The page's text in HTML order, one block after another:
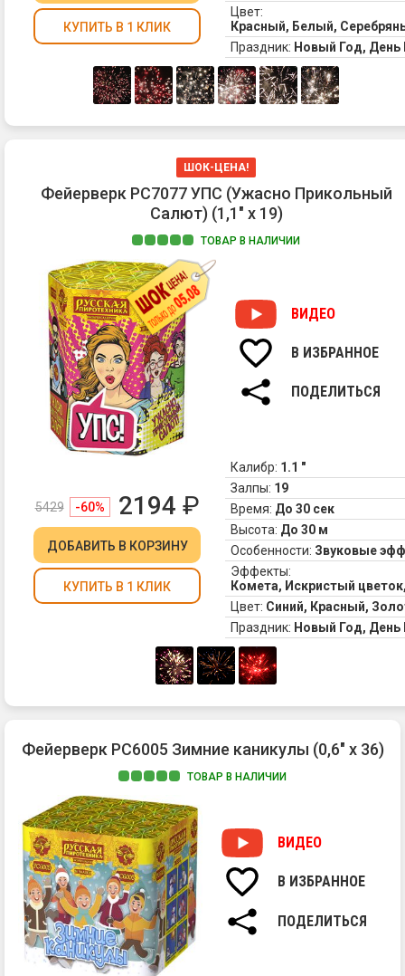
КУПИТЬ В 1 КЛИК
Цвет:
Красный, Белый,
Праздник: Новый Год,
ШОК-ЦЕНА!
Фейерверк РС7077 УПС (Ужасно Прикольный
Салют) (1,1" х 19)
ТОВАР В НАЛИЧИИ
ВИДЕО
В ИЗБРАННОЕ
ПОДЕЛИТЬСЯ
5429 -60% 2194 ₽
ДОБАВИТЬ В КОРЗИНУ
КУПИТЬ В 1 КЛИК
Калибр: 1.1 "
Залпы: 19
Время: До 30 сек
Высота: До 30 м
Особенности: Звуковые
Эффекты:
Комета, Искристый
Цвет: Синий, Красный,
Праздник: Новый Год,
Фейерверк РС6005 Зимние каникулы (0,6" х 36)
ТОВАР В НАЛИЧИИ
ВИДЕО
В ИЗБРАННОЕ
ПОДЕЛИТЬСЯ